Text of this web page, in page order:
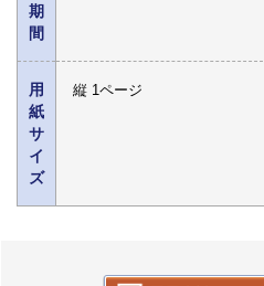
期
間
用
紙
サ
イ
ズ
縦 1ページ